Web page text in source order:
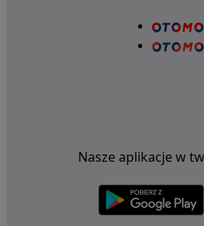
Nasze aplikacje w